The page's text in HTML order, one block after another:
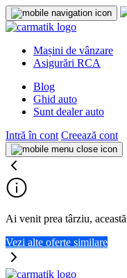
Mașini de vânzare
Asigurări RCA
Blog
Ghid auto
Sunt dealer auto
Intră în cont Creează cont
Ai venit prea târziu,
Vezi alte oferte similare